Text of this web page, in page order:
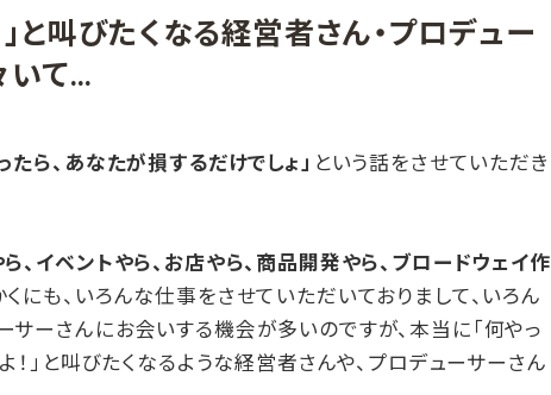
」と叫びたくなる経営者さん・プロデュー
いて…
たら、あなたが損するだけでしょ」 という話をさせていただき
、イベントやら、お店やら、商品開発やら、ブロードウェイ作
くにも、いろんな仕事をさせていただいておりまして、いろん
サーさんにお会いする機会が多いのですが、本当に「何やっ
！」と叫びたくなるような経営者さんや、プロデューサーさん